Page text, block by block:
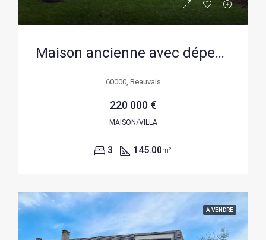
Maison ancienne avec dépendances et grand potentiel près de Beauvais
60000, Beauvais
220 000 €
MAISON/VILLA
3 145.00m²
A VENDRE